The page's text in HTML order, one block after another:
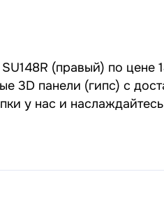
(правый) по
3D панели (гипс) с
у нас и